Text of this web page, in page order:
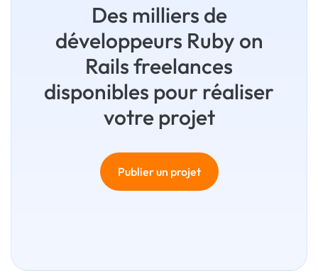
Des milliers de
développeurs Ruby on
Rails freelances
disponibles pour réaliser
votre projet
Publier un projet